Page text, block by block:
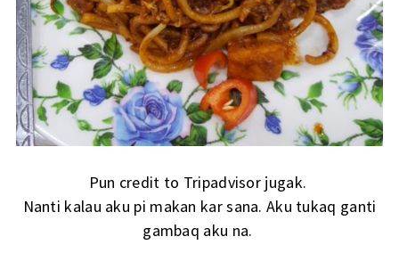
Pun credit to Tripadvisor jugak.
Nanti kalau aku pi makan kar sana. Aku tukaq ganti
gambaq aku na.